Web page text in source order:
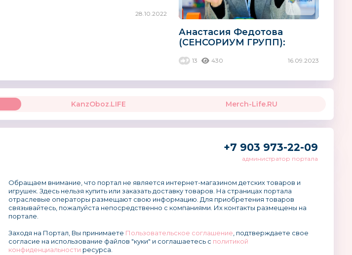
28.10.2022
Анастасия Федотова
(СЕНСОРИУМ ГРУПП):
образовательный
13 430 16.09.2023
KanzOboz.LIFE Merch-Life.RU
+7 903 973-22-09
администратор портала
Обращаем внимание, что портал не является интернет-магазином детских товаров и
игрушек. Здесь нельзя купить или заказать доставку товаров. На страницах портала
отраслевые операторы размещают свою информацию. Для приобретения товаров
связывайтесь, пожалуйста непосредственно с компаниями. Их контакты размещены на
портале.
Заходя на Портал, Вы принимаете Пользовательское соглашение , подтверждаете свое
согласие на использование файлов "куки" и соглашаетесь с политикой
конфиденциальности ресурса.